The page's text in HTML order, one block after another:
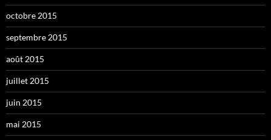
octobre 2015
septembre 2015
août 2015
juillet 2015
juin 2015
mai 2015